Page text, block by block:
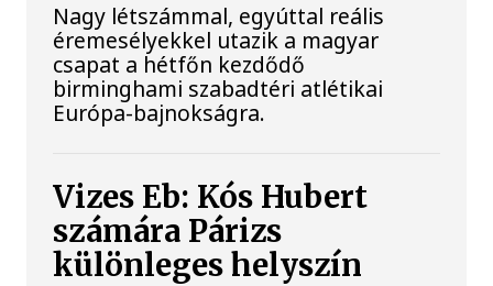
Nagy létszámmal, egyúttal reális
éremesélyekkel utazik a magyar
csapat a hétfőn kezdődő
birminghami szabadtéri atlétikai
Európa-bajnokságra.
Vizes Eb: Kós Hubert
számára Párizs
különleges helyszín